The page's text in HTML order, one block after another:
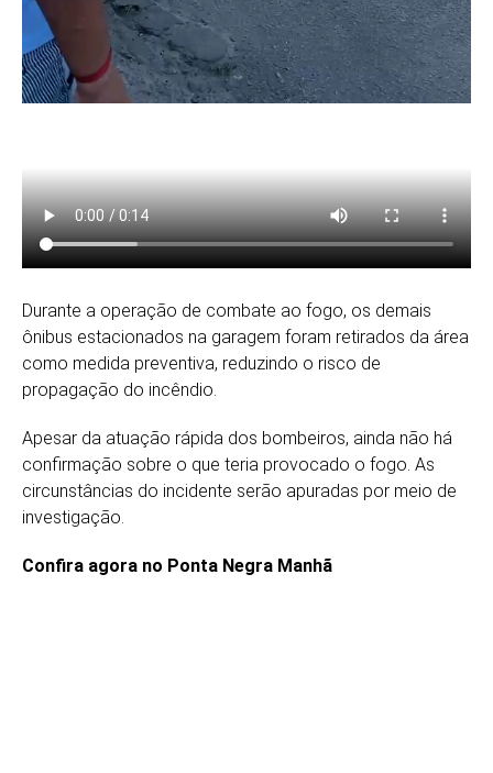
Durante a operação de combate ao fogo, os demais
ônibus estacionados na garagem foram retirados da área
como medida preventiva, reduzindo o risco de
propagação do incêndio.
Apesar da atuação rápida dos bombeiros, ainda não há
confirmação sobre o que teria provocado o fogo. As
circunstâncias do incidente serão apuradas por meio de
investigação.
Confira agora no Ponta Negra Manhã